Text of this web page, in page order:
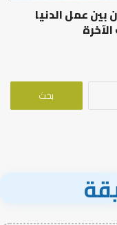
بين عمل الدنيا
البحث